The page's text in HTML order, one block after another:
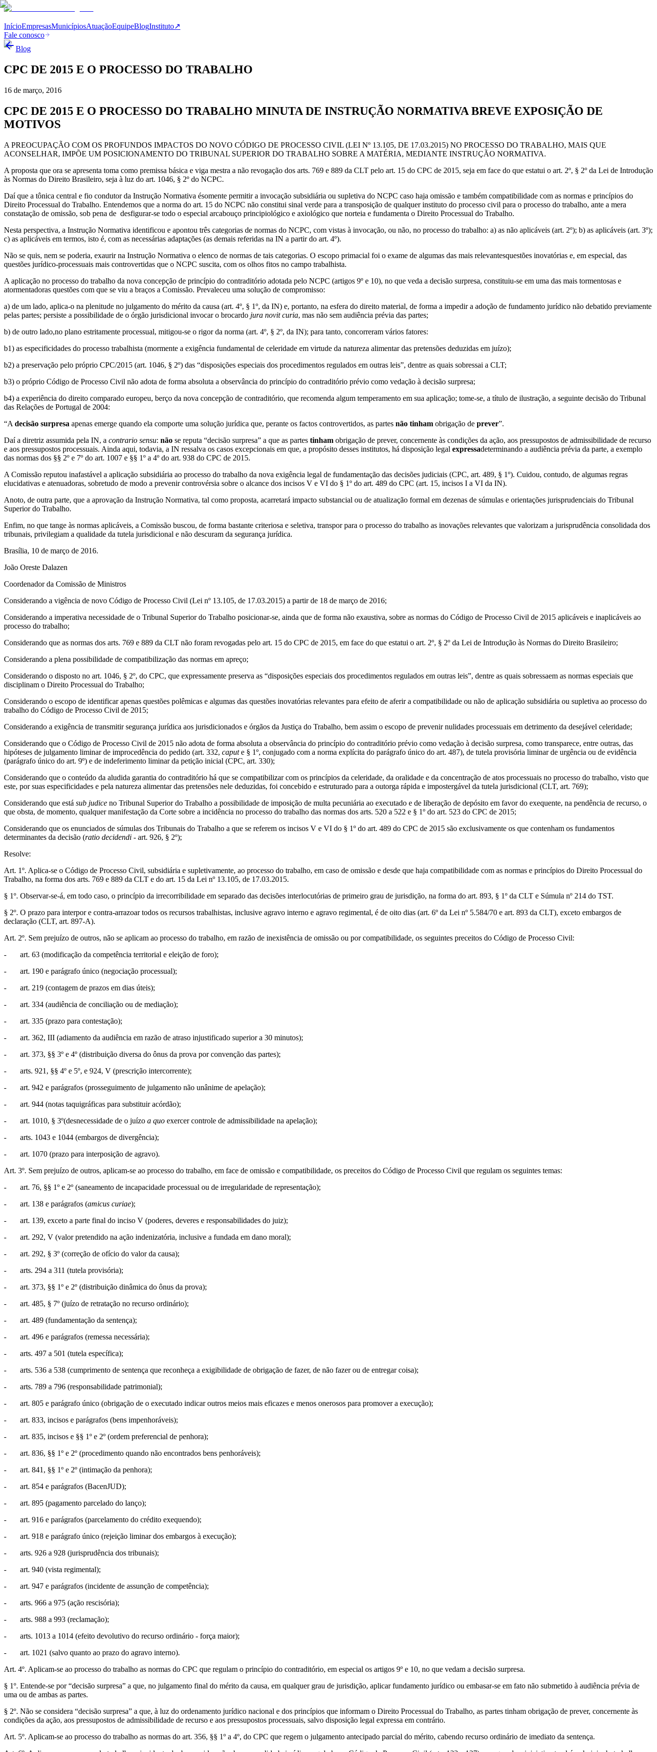
InícioEmpresasMunicípiosAtuaçãoEquipeBlogInstituto↗
Fale conosco
Blog
CPC DE 2015 E O PROCESSO DO TRABALHO
16 de março, 2016
CPC DE 2015 E O PROCESSO DO TRABALHO MINUTA DE INSTRUÇÃO NORMATIVA BREVE EXPOSIÇÃO DE
MOTIVOS
A PREOCUPAÇÃO COM OS PROFUNDOS IMPACTOS DO NOVO CÓDIGO DE PROCESSO CIVIL (LEI Nº 13.105, DE 17.03.2015) NO PROCESSO DO TRABALHO, MAIS QUE
ACONSELHAR, IMPÕE UM POSICIONAMENTO DO TRIBUNAL SUPERIOR DO TRABALHO SOBRE A MATÉRIA, MEDIANTE INSTRUÇÃO NORMATIVA.
A proposta que ora se apresenta toma como premissa básica e viga mestra a não revogação dos arts. 769 e 889 da CLT pelo art. 15 do CPC de 2015, seja em face do que estatui o art. 2º, § 2º da Lei de Introdução
às Normas do Direito Brasileiro, seja à luz do art. 1046, § 2º do NCPC.
Daí que a tônica central e fio condutor da Instrução Normativa ésomente permitir a invocação subsidiária ou supletiva do NCPC caso haja omissão e também compatibilidade com as normas e princípios do
Direito Processual do Trabalho. Entendemos que a norma do art. 15 do NCPC não constitui sinal verde para a transposição de qualquer instituto do processo civil para o processo do trabalho, ante a mera
constatação de omissão, sob pena de desfigurar-se todo o especial arcabouço principiológico e axiológico que norteia e fundamenta o Direito Processual do Trabalho.
Nesta perspectiva, a Instrução Normativa identificou e apontou três categorias de normas do NCPC, com vistas à invocação, ou não, no processo do trabalho: a) as não aplicáveis (art. 2º); b) as aplicáveis (art. 3º);
c) as aplicáveis em termos, isto é, com as necessárias adaptações (as demais referidas na IN a partir do art. 4º).
Não se quis, nem se poderia, exaurir na Instrução Normativa o elenco de normas de tais categorias. O escopo primacial foi o exame de algumas das mais relevantesquestões inovatórias e, em especial, das
questões jurídico-processuais mais controvertidas que o NCPC suscita, com os olhos fitos no campo trabalhista.
A aplicação no processo do trabalho da nova concepção de princípio do contraditório adotada pelo NCPC (artigos 9º e 10), no que veda a decisão surpresa, constituiu-se em uma das mais tormentosas e
atormentadoras questões com que se viu a braços a Comissão. Prevaleceu uma solução de compromisso:
a) de um lado, aplica-o na plenitude no julgamento do mérito da causa (art. 4º, § 1º, da IN) e, portanto, na esfera do direito material, de forma a impedir a adoção de fundamento jurídico não debatido previamente
pelas partes; persiste a possibilidade de o órgão jurisdicional invocar o brocardo jura novit curia, mas não sem audiência prévia das partes;
b) de outro lado,no plano estritamente processual, mitigou-se o rigor da norma (art. 4º, § 2º, da IN); para tanto, concorreram vários fatores:
b1) as especificidades do processo trabalhista (mormente a exigência fundamental de celeridade em virtude da natureza alimentar das pretensões deduzidas em juízo);
b2) a preservação pelo próprio CPC/2015 (art. 1046, § 2º) das “disposições especiais dos procedimentos regulados em outras leis”, dentre as quais sobressai a CLT;
b3) o próprio Código de Processo Civil não adota de forma absoluta a observância do princípio do contraditório prévio como vedação à decisão surpresa;
b4) a experiência do direito comparado europeu, berço da nova concepção de contraditório, que recomenda algum temperamento em sua aplicação; tome-se, a título de ilustração, a seguinte decisão do Tribunal
das Relações de Portugal de 2004:
“A decisão surpresa apenas emerge quando ela comporte uma solução jurídica que, perante os factos controvertidos, as partes não tinham obrigação de prever”.
Daí a diretriz assumida pela IN, a contrario sensu: não se reputa “decisão surpresa” a que as partes tinham obrigação de prever, concernente às condições da ação, aos pressupostos de admissibilidade de recurso
e aos pressupostos processuais. Ainda aqui, todavia, a IN ressalva os casos excepcionais em que, a propósito desses institutos, há disposição legal expressadeterminando a audiência prévia da parte, a exemplo
das normas dos §§ 2º e 7º do art. 1007 e §§ 1º a 4º do art. 938 do CPC de 2015.
A Comissão reputou inafastável a aplicação subsidiária ao processo do trabalho da nova exigência legal de fundamentação das decisões judiciais (CPC, art. 489, § 1º). Cuidou, contudo, de algumas regras
elucidativas e atenuadoras, sobretudo de modo a prevenir controvérsia sobre o alcance dos incisos V e VI do § 1º do art. 489 do CPC (art. 15, incisos I a VI da IN).
Anoto, de outra parte, que a aprovação da Instrução Normativa, tal como proposta, acarretará impacto substancial ou de atualização formal em dezenas de súmulas e orientações jurisprudenciais do Tribunal
Superior do Trabalho.
Enfim, no que tange às normas aplicáveis, a Comissão buscou, de forma bastante criteriosa e seletiva, transpor para o processo do trabalho as inovações relevantes que valorizam a jurisprudência consolidada dos
tribunais, privilegiam a qualidade da tutela jurisdicional e não descuram da segurança jurídica.
Brasília, 10 de março de 2016.
João Oreste Dalazen
Coordenador da Comissão de Ministros
Considerando a vigência de novo Código de Processo Civil (Lei nº 13.105, de 17.03.2015) a partir de 18 de março de 2016;
Considerando a imperativa necessidade de o Tribunal Superior do Trabalho posicionar-se, ainda que de forma não exaustiva, sobre as normas do Código de Processo Civil de 2015 aplicáveis e inaplicáveis ao
processo do trabalho;
Considerando que as normas dos arts. 769 e 889 da CLT não foram revogadas pelo art. 15 do CPC de 2015, em face do que estatui o art. 2º, § 2º da Lei de Introdução às Normas do Direito Brasileiro;
Considerando a plena possibilidade de compatibilização das normas em apreço;
Considerando o disposto no art. 1046, § 2º, do CPC, que expressamente preserva as “disposições especiais dos procedimentos regulados em outras leis”, dentre as quais sobressaem as normas especiais que
disciplinam o Direito Processual do Trabalho;
Considerando o escopo de identificar apenas questões polêmicas e algumas das questões inovatórias relevantes para efeito de aferir a compatibilidade ou não de aplicação subsidiária ou supletiva ao processo do
trabalho do Código de Processo Civil de 2015;
Considerando a exigência de transmitir segurança jurídica aos jurisdicionados e órgãos da Justiça do Trabalho, bem assim o escopo de prevenir nulidades processuais em detrimento da desejável celeridade;
Considerando que o Código de Processo Civil de 2015 não adota de forma absoluta a observância do princípio do contraditório prévio como vedação à decisão surpresa, como transparece, entre outras, das
hipóteses de julgamento liminar de improcedência do pedido (art. 332, capute § 1º, conjugado com a norma explícita do parágrafo único do art. 487), de tutela provisória liminar de urgência ou de evidência
(parágrafo único do art. 9º) e de indeferimento liminar da petição inicial (CPC, art. 330);
Considerando que o conteúdo da aludida garantia do contraditório há que se compatibilizar com os princípios da celeridade, da oralidade e da concentração de atos processuais no processo do trabalho, visto que
este, por suas especificidades e pela natureza alimentar das pretensões nele deduzidas, foi concebido e estruturado para a outorga rápida e impostergável da tutela jurisdicional (CLT, art. 769);
Considerando que está sub judice no Tribunal Superior do Trabalho a possibilidade de imposição de multa pecuniária ao executado e de liberação de depósito em favor do exequente, na pendência de recurso, o
que obsta, de momento, qualquer manifestação da Corte sobre a incidência no processo do trabalho das normas dos arts. 520 a 522 e § 1º do art. 523 do CPC de 2015;
Considerando que os enunciados de súmulas dos Tribunais do Trabalho a que se referem os incisos V e VI do § 1º do art. 489 do CPC de 2015 são exclusivamente os que contenham os fundamentos
determinantes da decisão (ratio decidendi - art. 926, § 2º);
Resolve:
Art. 1º. Aplica-se o Código de Processo Civil, subsidiária e supletivamente, ao processo do trabalho, em caso de omissão e desde que haja compatibilidade com as normas e princípios do Direito Processual do
Trabalho, na forma dos arts. 769 e 889 da CLT e do art. 15 da Lei nº 13.105, de 17.03.2015.
§ 1º. Observar-se-á, em todo caso, o princípio da irrecorribilidade em separado das decisões interlocutórias de primeiro grau de jurisdição, na forma do art. 893, § 1º da CLT e Súmula nº 214 do TST.
§ 2º. O prazo para interpor e contra-arrazoar todos os recursos trabalhistas, inclusive agravo interno e agravo regimental, é de oito dias (art. 6º da Lei nº 5.584/70 e art. 893 da CLT), exceto embargos de
declaração (CLT, art. 897-A).
Art. 2º. Sem prejuízo de outros, não se aplicam ao processo do trabalho, em razão de inexistência de omissão ou por compatibilidade, os seguintes preceitos do Código de Processo Civil:
- art. 63 (modificação da competência territorial e eleição de foro);
- art. 190 e parágrafo único (negociação processual);
- art. 219 (contagem de prazos em dias úteis);
- art. 334 (audiência de conciliação ou de mediação);
- art. 335 (prazo para contestação);
- art. 362, III (adiamento da audiência em razão de atraso injustificado superior a 30 minutos);
- art. 373, §§ 3º e 4º (distribuição diversa do ônus da prova por convenção das partes);
- arts. 921, §§ 4º e 5º, e 924, V (prescrição intercorrente);
- art. 942 e parágrafos (prosseguimento de julgamento não unânime de apelação);
- art. 944 (notas taquigráficas para substituir acórdão);
- art. 1010, § 3º(desnecessidade de o juízo a quo exercer controle de admissibilidade na apelação);
- arts. 1043 e 1044 (embargos de divergência);
- art. 1070 (prazo para interposição de agravo).
Art. 3º. Sem prejuízo de outros, aplicam-se ao processo do trabalho, em face de omissão e compatibilidade, os preceitos do Código de Processo Civil que regulam os seguintes temas:
- art. 76, §§ 1º e 2º (saneamento de incapacidade processual ou de irregularidade de representação);
- art. 138 e parágrafos (amicus curiae);
- art. 139, exceto a parte final do inciso V (poderes, deveres e responsabilidades do juiz);
- art. 292, V (valor pretendido na ação indenizatória, inclusive a fundada em dano moral);
- art. 292, § 3º (correção de ofício do valor da causa);
- arts. 294 a 311 (tutela provisória);
- art. 373, §§ 1º e 2º (distribuição dinâmica do ônus da prova);
- art. 485, § 7º (juízo de retratação no recurso ordinário);
- art. 489 (fundamentação da sentença);
- art. 496 e parágrafos (remessa necessária);
- arts. 497 a 501 (tutela específica);
- arts. 536 a 538 (cumprimento de sentença que reconheça a exigibilidade de obrigação de fazer, de não fazer ou de entregar coisa);
- arts. 789 a 796 (responsabilidade patrimonial);
- art. 805 e parágrafo único (obrigação de o executado indicar outros meios mais eficazes e menos onerosos para promover a execução);
- art. 833, incisos e parágrafos (bens impenhoráveis);
- art. 835, incisos e §§ 1º e 2º (ordem preferencial de penhora);
- art. 836, §§ 1º e 2º (procedimento quando não encontrados bens penhoráveis);
- art. 841, §§ 1º e 2º (intimação da penhora);
- art. 854 e parágrafos (BacenJUD);
- art. 895 (pagamento parcelado do lanço);
- art. 916 e parágrafos (parcelamento do crédito exequendo);
- art. 918 e parágrafo único (rejeição liminar dos embargos à execução);
- arts. 926 a 928 (jurisprudência dos tribunais);
- art. 940 (vista regimental);
- art. 947 e parágrafos (incidente de assunção de competência);
- arts. 966 a 975 (ação rescisória);
- arts. 988 a 993 (reclamação);
- arts. 1013 a 1014 (efeito devolutivo do recurso ordinário - força maior);
- art. 1021 (salvo quanto ao prazo do agravo interno).
Art. 4º. Aplicam-se ao processo do trabalho as normas do CPC que regulam o princípio do contraditório, em especial os artigos 9º e 10, no que vedam a decisão surpresa.
§ 1º. Entende-se por “decisão surpresa” a que, no julgamento final do mérito da causa, em qualquer grau de jurisdição, aplicar fundamento jurídico ou embasar-se em fato não submetido à audiência prévia de
uma ou de ambas as partes.
§ 2º. Não se considera “decisão surpresa” a que, à luz do ordenamento jurídico nacional e dos princípios que informam o Direito Processual do Trabalho, as partes tinham obrigação de prever, concernente às
condições da ação, aos pressupostos de admissibilidade de recurso e aos pressupostos processuais, salvo disposição legal expressa em contrário.
Art. 5º. Aplicam-se ao processo do trabalho as normas do art. 356, §§ 1º a 4º, do CPC que regem o julgamento antecipado parcial do mérito, cabendo recurso ordinário de imediato da sentença.